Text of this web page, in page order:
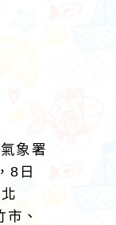
象署
8日
、